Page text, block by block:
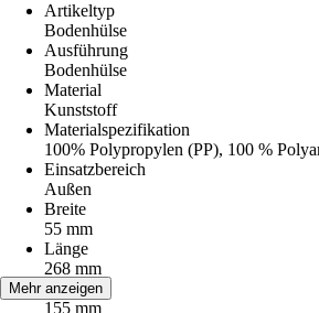
Artikeltyp
Bodenhülse
Ausführung
Bodenhülse
Material
Kunststoff
Materialspezifikation
100% Polypropylen (PP), 100 %
Einsatzbereich
Außen
Breite
55 mm
Länge
268 mm
Maß a
155 mm
Mehr anzeigen